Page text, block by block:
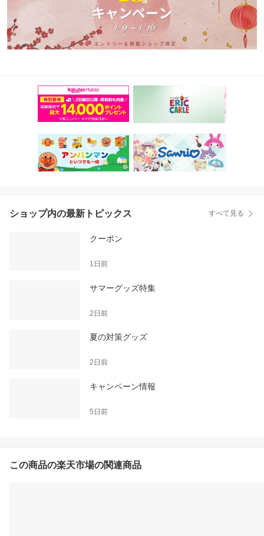
ショップ内の最新トピックス すべて見る
クーポン
1日前
サマーグッズ特集
2日前
夏の対策グッズ
2日前
キャンペーン情報
5日前
この商品の楽天市場の関連商品